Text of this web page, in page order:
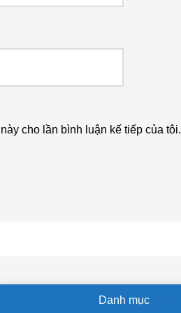
cho lần bình luận kế tiếp của tôi.
Danh mục